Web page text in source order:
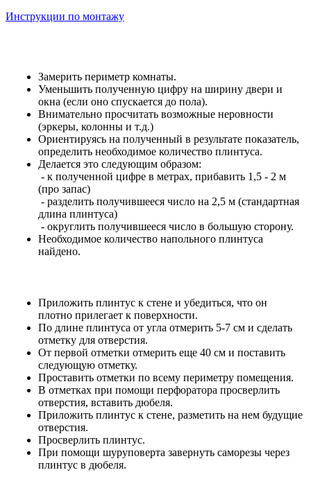
Инструкции по монтажу
Замерить периметр комнаты.
Уменьшить полученную цифру на ширину двери и
окна (если оно спускается до пола).
Внимательно просчитать возможные неровности
(эркеры, колонны и т.д.)
Ориентируясь на полученный в результате показатель,
определить необходимое количество плинтуса.
Делается это следующим образом:
- к полученной цифре в метрах, прибавить 1,5 - 2 м
(про запас)
- разделить получившееся число на 2,5 м (стандартная
длина плинтуса)
- округлить получившееся число в большую сторону.
Необходимое количество напольного плинтуса
найдено.
Приложить плинтус к стене и убедиться, что он
плотно прилегает к поверхности.
По длине плинтуса от угла отмерить 5-7 см и сделать
отметку для отверстия.
От первой отметки отмерить еще 40 см и поставить
следующую отметку.
Проставить отметки по всему периметру помещения.
В отметках при помощи перфоратора просверлить
отверстия, вставить дюбеля.
Приложить плинтус к стене, разметить на нем будущие
отверстия.
Просверлить плинтус.
При помощи шуруповерта завернуть саморезы через
плинтус в дюбеля.